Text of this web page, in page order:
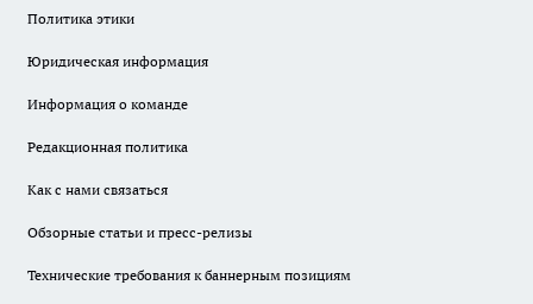
Политика этики
Юридическая информация
Информация о команде
Редакционная политика
Как с нами связаться
Обзорные статьи и пресс-релизы
Технические требования к баннерным позициям